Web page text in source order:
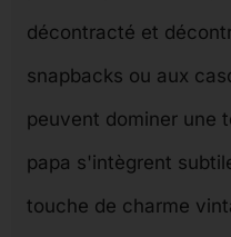
décontracté et
snapbacks ou aux
peuvent dominer une
papa s'intègrent
touche de charme